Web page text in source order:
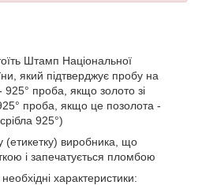
Штамп Національної
який підтверджує пробу на
проба, якщо золото зі
проба, якщо це позолота -
925°)
(етикетку) виробника, що
і запечатується пломбою
необхідні характеристики: